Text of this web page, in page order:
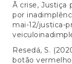
Ã crise, Justiça
por
mai-12/justica-
Resedá, S.
botão